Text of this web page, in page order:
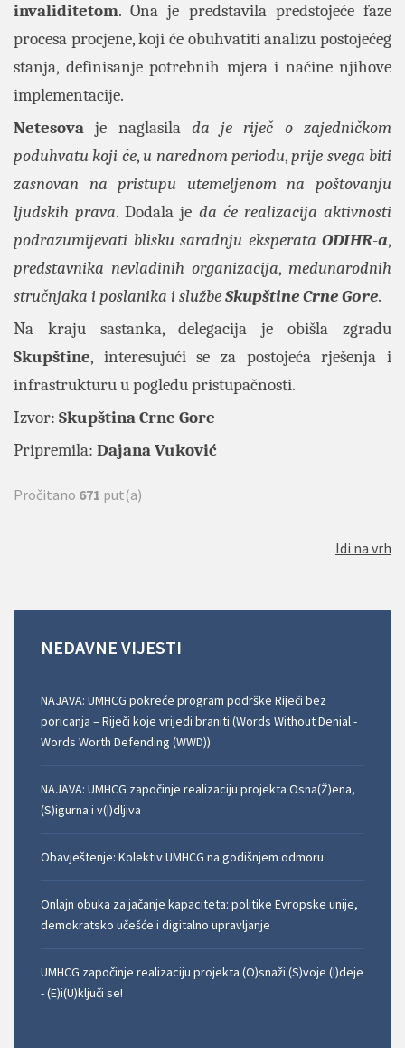
invaliditetom. Ona je predstavila predstojeće faze
procesa procjene, koji će obuhvatiti analizu postojećeg
stanja, definisanje potrebnih mjera i načine njihove
implementacije.
Netesovaje naglasila da je riječ o zajedničkom
poduhvatu koji će,u narednom periodu,prije svega biti
zasnovan na pristupu utemeljenom na poštovanju
ljudskih prava. Dodala je da će realizacija aktivnosti
podrazumijevati blisku saradnju eksperata ODIHR-a,
predstavnika nevladinih organizacija, međunarodnih
stručnjaka i poslanika i službeSkupštine Crne Gore.
Na kraju sastanka, delegacija je obišla zgradu
Skupštine, interesujući se za postojeća rješenja i
infrastrukturu u pogledu pristupačnosti.
Izvor: Skupština Crne Gore
Pripremila: Dajana Vuković
Pročitano 671 put(a)
Idi na vrh
NEDAVNE VIJESTI
NAJAVA: UMHCG pokreće program podrške Riječi bez
poricanja – Riječi koje vrijedi braniti (Words Without Denial -
Words Worth Defending (WWD))
NAJAVA: UMHCG započinje realizaciju projekta Osna(Ž)ena,
(S)igurna i v(I)dljiva
Obavještenje: Kolektiv UMHCG na godišnjem odmoru
Onlajn obuka za jačanje kapaciteta: politike Evropske unije,
demokratsko učešće i digitalno upravljanje
UMHCG započinje realizaciju projekta (O)snaži (S)voje (I)deje
- (E)i(U)ključi se!